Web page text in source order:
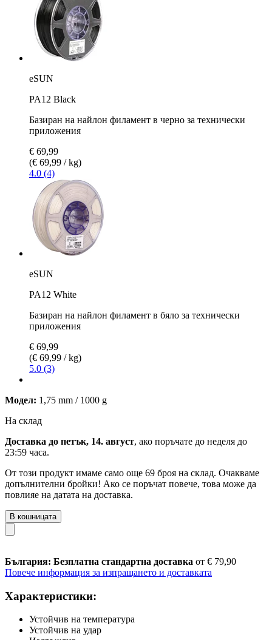
eSUN
PA12 Black
Базиран на найлон филамент в черно за технически
приложения
€ 69,99
(€ 69,99 / kg)
4.0 (4)
eSUN
PA12 White
Базиран на найлон филамент в бяло за технически
приложения
€ 69,99
(€ 69,99 / kg)
5.0 (3)
Модел: 1,75 mm / 1000 g
На склад
Доставка до петък, 14. август, ако поръчате до неделя до
23:59 часа.
От този продукт имаме само още 69 броя на склад. Очакваме
допълнителни бройки! Ако се поръчат повече, това може да
повлияе на датата на доставка.
В кошницата
България: Безплатна стандартна доставка от € 79,90
Повече информация за изпращането и доставката
Характеристики:
Устойчив на температура
Устойчив на удар